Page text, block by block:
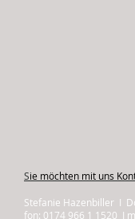
Sie möchten mit uns
Stefanie Hazenbiller I
fon: 0174 966 1 1520 I